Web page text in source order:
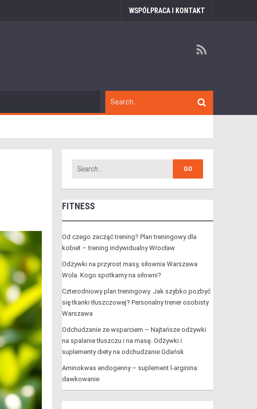
WSPÓŁPRACA I KONTAKT
FITNESS
Od czego zacząć trening? Plan treningowy dla
kobiet – trening indywidualny Wrocław
Odżywki na przyrost masy, siłownia Warszawa
Wola. Kogo spotkamy na siłowni?
Czterodniowy plan treningowy. Jak szybko pozbyć
się tkanki tłuszczowej? Personalny trener osobisty
Warszawa
Odchudzanie ze wsparciem – Najtańsze odżywki
na spalanie tłuszczu i na masę. Odżywki i
suplementy diety na odchudzanie Gdańsk
Aminokwas endogenny – suplement l-arginina:
dawkowanie